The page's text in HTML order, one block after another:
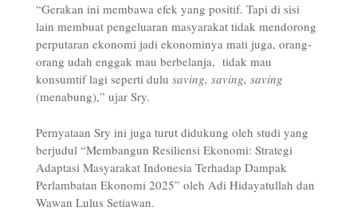
“Gerakan ini membawa efek yang positif. Tapi di sisi
lain membuat pengeluaran masyarakat tidak mendorong
perputaran ekonomi jadi ekonominya mati juga, orang-
orang udah enggak mau berbelanja, tidak mau
konsumtif lagi seperti dulu saving, saving, saving
(menabung),” ujar Sry.
Pernyataan Sry ini juga turut didukung oleh studi yang
berjudul “Membangun Resiliensi Ekonomi: Strategi
Adaptasi Masyarakat Indonesia Terhadap Dampak
Perlambatan Ekonomi 2025” oleh Adi Hidayatullah dan
Wawan Lulus Setiawan.